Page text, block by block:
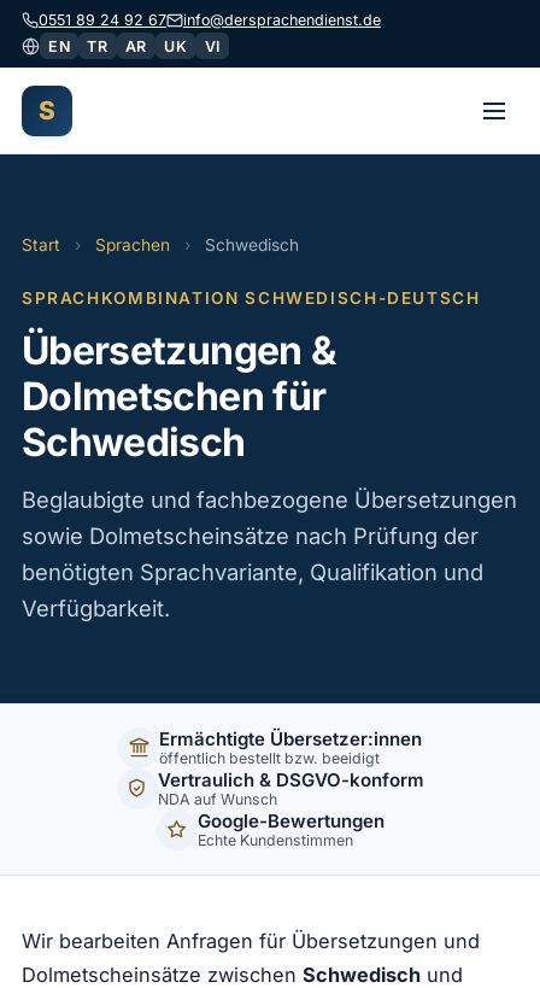
0551 89 24 92 67
info@dersprachendienst.de
EN
TR AR UK VI
S
Dolmetschen
Übersetzungen
Begleitung
Gutachten
Über uns
Start › Sprachen › Schwedisch
SPRACHKOMBINATION SCHWEDISCH-DEUTSCH
Übersetzungen &
Dolmetschen für
Schwedisch
Beglaubigte und fachbezogene Übersetzungen
sowie Dolmetscheinsätze nach Prüfung der
benötigten Sprachvariante, Qualifikation und
Verfügbarkeit.
Ermächtigte Übersetzer:innen
öffentlich bestellt bzw. beeidigt
Vertraulich & DSGVO-konform
NDA auf Wunsch
Google-Bewertungen
Echte Kundenstimmen
Wir bearbeiten Anfragen für Übersetzungen und
Dolmetscheinsätze zwischen Schwedischund